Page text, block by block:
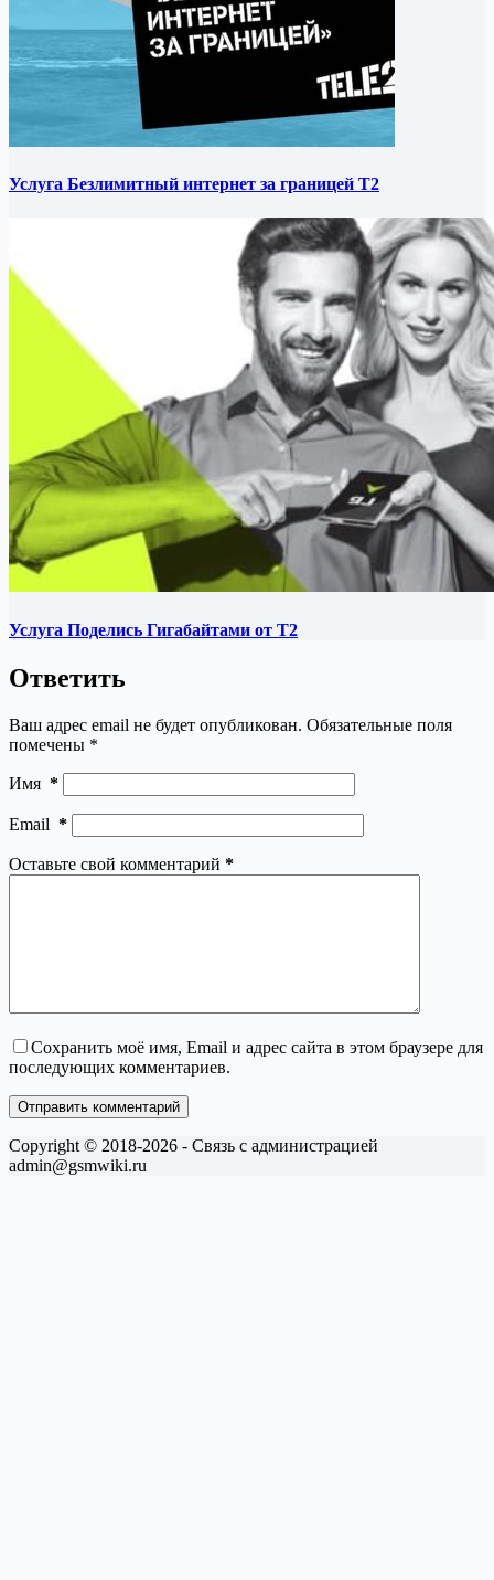
Услуга Безлимитный интернет за границей Т2
Услуга Поделись Гигабайтами от Т2
Ответить
Ваш адрес email не будет опубликован. Обязательные поля
помечены *
Имя *
Email *
Оставьте свой комментарий *
Сохранить моё имя, Email и адрес сайта в этом браузере для
последующих комментариев.
Отправить комментарий
Copyright © 2018-2026 - Связь с администрацией
admin@gsmwiki.ru